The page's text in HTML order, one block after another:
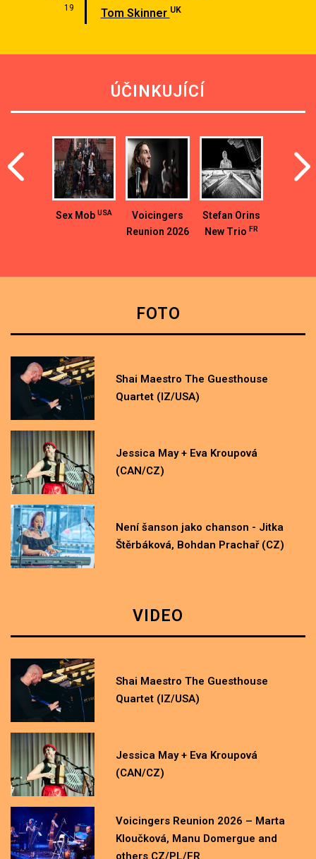
19 Tom Skinner UK
ÚČINKUJÍCÍ
Sex Mob USA
Voicingers
Reunion 2026
Manu
and others
Stefan Orins
New TrioFR
FOTO
Shai Maestro The Guesthouse
Quartet (IZ/USA)
Jessica May + Eva Kroupová
(CAN/CZ)
Není šanson jako chanson - Jitka
Štěrbáková, Bohdan Prachař (CZ)
VIDEO
Shai Maestro The Guesthouse
Quartet (IZ/USA)
Jessica May + Eva Kroupová
(CAN/CZ)
Voicingers Reunion 2026 – Marta
Kloučková, Manu Domergue and
others CZ/PL/FR